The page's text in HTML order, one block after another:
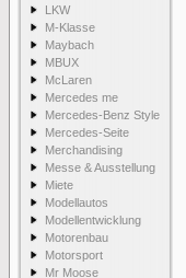
LKW
M-Klasse
Maybach
MBUX
McLaren
Mercedes me
Mercedes-Benz Style
Mercedes-Seite
Merchandising
Messe & Ausstellung
Miete
Modellautos
Modellentwicklung
Motorenbau
Motorsport
Mr Moose